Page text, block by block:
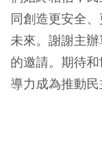
同創造更安全
未來。謝謝主
的邀請。期待
導力成為推動民